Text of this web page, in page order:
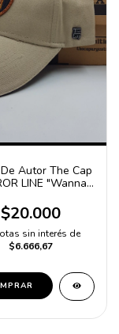
Autor The Cap
LINE "Wanna
$20.000
sin interés de
$6.666,67